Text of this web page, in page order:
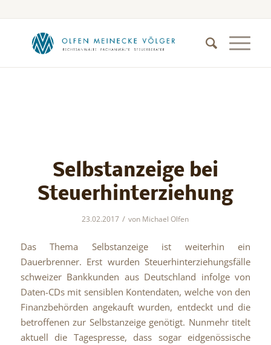
Selbstanzeige bei
Steuerhinterziehung
23.02.2017 / von Michael Olfen
Das Thema Selbstanzeige ist weiterhin ein
Dauerbrenner. Erst wurden Steuerhinterziehungsfälle
schweizer Bankkunden aus Deutschland infolge von
Daten-CDs mit sensiblen Kontendaten, welche von den
Finanzbehörden angekauft wurden, entdeckt und die
betroffenen zur Selbstanzeige genötigt. Nunmehr titelt
aktuell die Tagespresse, dass sogar eidgenössische